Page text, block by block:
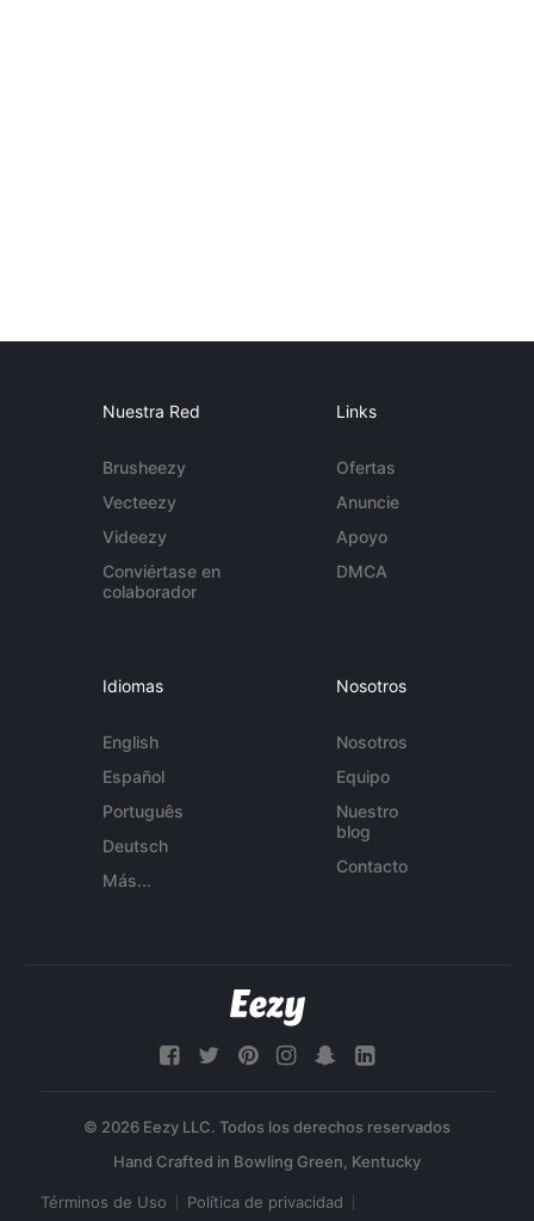
Nuestra Red
Brusheezy
Vecteezy
Videezy
Conviértase en
colaborador
Links
Ofertas
Anuncie
Apoyo
DMCA
Idiomas
English
Español
Português
Deutsch
Más...
Nosotros
Nosotros
Equipo
Nuestro
blog
Contacto
© 2026 Eezy LLC. Todos los derechos reservados
Términos de Uso Política de privacidad